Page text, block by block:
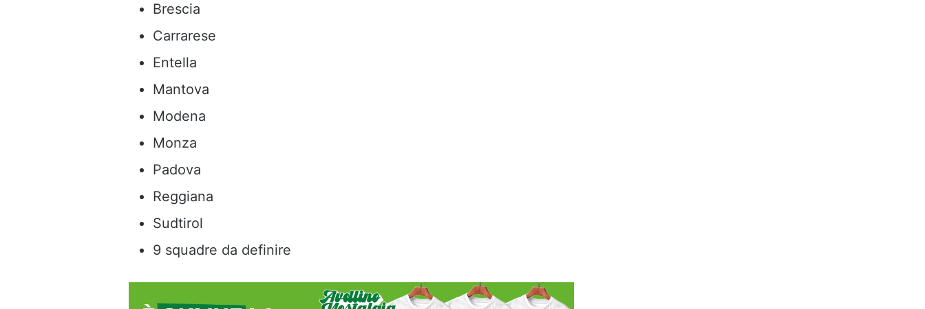
Brescia
Carrarese
Entella
Mantova
Modena
Monza
Padova
Reggiana
Sudtirol
9 squadre da definire